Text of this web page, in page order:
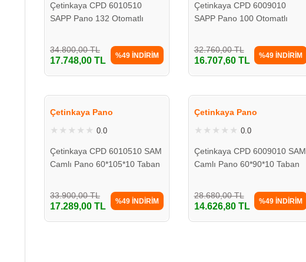
Çetinkaya CPD 6010510
SAPP Pano 132 Otomatlı
34.800,00 TL
17.748,00 TL
%49 İNDİRİM
Çetinkaya CPD 6009010
SAPP Pano 100 Otomatlı
32.760,00 TL
16.707,60 TL
%49 İNDİRİM
Çetinkaya Pano
0.0
Çetinkaya CPD 6010510 SAM
Camlı Pano 60*105*10 Taban
33.900,00 TL
17.289,00 TL
%49 İNDİRİM
Çetinkaya Pano
0.0
Çetinkaya CPD 6009010 SAM
Camlı Pano 60*90*10 Taban
28.680,00 TL
14.626,80 TL
%49 İNDİRİM